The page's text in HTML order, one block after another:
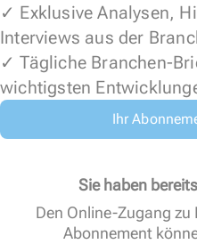
✓ Exklusive Analysen,
Interviews aus der
✓ Tägliche Branchen-
wichtigsten
Ihr
Sie haben
Den Online-Zugang zu
Abonnement